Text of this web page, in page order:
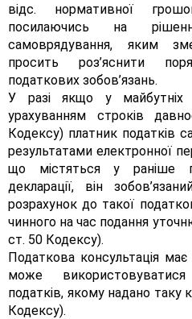
відс. нормативної
посилаючись на
самоврядування, яким
просить роз’яснити
податкових зобов’язань.
У разі якщо у майбутніх
урахуванням строків
Кодексу) платник податків
результатами електронної
що містяться у раніше
декларації, він
розрахунок до такої
чинного на час подання
ст. 50 Кодексу).
Податкова консультація має
може
податків, якому надано таку
Кодексу).